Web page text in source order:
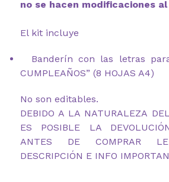
no se hacen modificaciones al
El kit incluye
Banderín con las letras
CUMPLEAÑOS” (8 HOJAS A4)
No son editables.
DEBIDO A LA NATURALEZA
ES POSIBLE LA
ANTES DE COMPRAR
DESCRIPCIÓN E INFO